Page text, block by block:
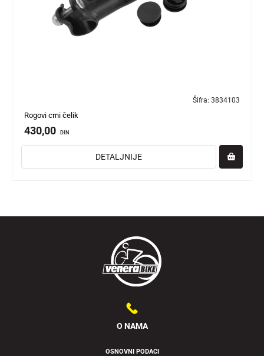
Šifra: 3834103
Rogovi crni čelik
430,00 DIN
DETALJNIJE
O NAMA
OSNOVNI PODACI